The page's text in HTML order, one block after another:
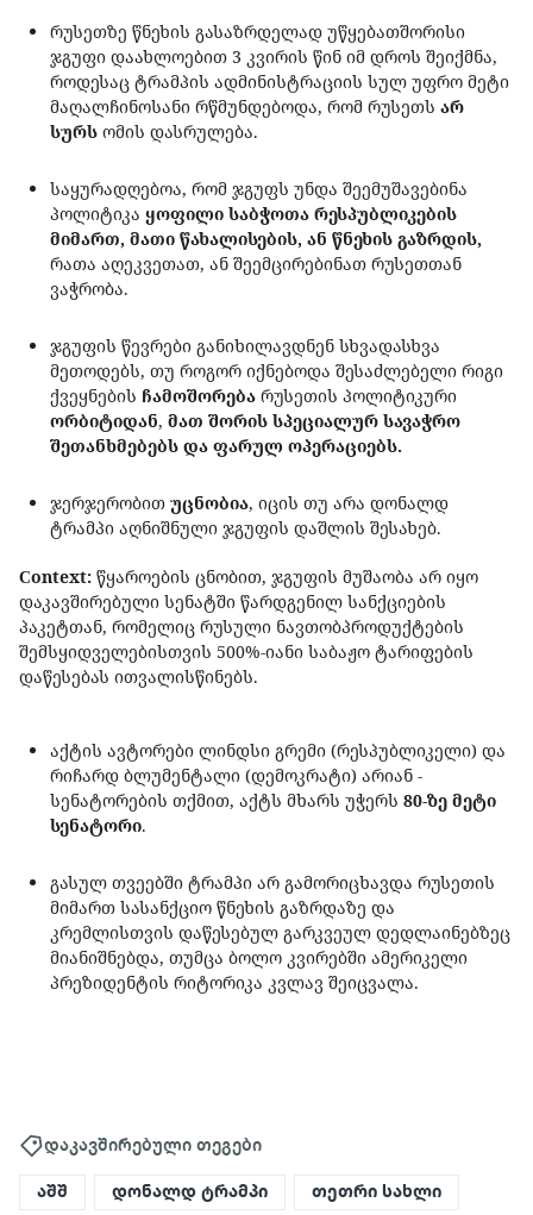
რუსეთზე წნეხის გასაზრდელად უწყებათშორისი
ჯგუფი დაახლოებით 3 კვირის წინ იმ დროს შეიქმნა,
როდესაც ტრამპის ადმინისტრაციის სულ უფრო მეტი
მაღალჩინოსანი რწმუნდებოდა, რომ რუსეთს არ
სურს ომის დასრულება.
საყურადღებოა, რომ ჯგუფს უნდა შეემუშავებინა
პოლიტიკა ყოფილი საბჭოთა რესპუბლიკების
მიმართ, მათი წახალისების, ან წნეხის გაზრდის,
რათა აღეკვეთათ, ან შეემცირებინათ რუსეთთან
ვაჭრობა.
ჯგუფის წევრები განიხილავდნენ სხვადასხვა
მეთოდებს, თუ როგორ იქნებოდა შესაძლებელი რიგი
ქვეყნების ჩამოშორება რუსეთის პოლიტიკური
ორბიტიდან, მათ შორის სპეციალურ სავაჭრო
შეთანხმებებს და ფარულ ოპერაციებს.
ჯერჯერობით უცნობია, იცის თუ არა დონალდ
ტრამპი აღნიშნული ჯგუფის დაშლის შესახებ.
Сontext: წყაროების ცნობით, ჯგუფის მუშაობა არ იყო
დაკავშირებული სენატში წარდგენილ სანქციების
პაკეტთან, რომელიც რუსული ნავთობპროდუქტების
შემსყიდველებისთვის 500%-იანი საბაჟო ტარიფების
დაწესებას ითვალისწინებს.
აქტის ავტორები ლინდსი გრემი (რესპუბლიკელი) და
რიჩარდ ბლუმენტალი (დემოკრატი) არიან -
სენატორების თქმით, აქტს მხარს უჭერს 80-ზე მეტი
სენატორი.
გასულ თვეებში ტრამპი არ გამორიცხავდა რუსეთის
მიმართ სასანქციო წნეხის გაზრდაზე და
კრემლისთვის დაწესებულ გარკვეულ დედლაინებზეც
მიანიშნებდა, თუმცა ბოლო კვირებში ამერიკელი
პრეზიდენტის რიტორიკა კვლავ შეიცვალა.
დაკავშირებული თეგები
აშშ დონალდ ტრამპი თეთრი სახლი